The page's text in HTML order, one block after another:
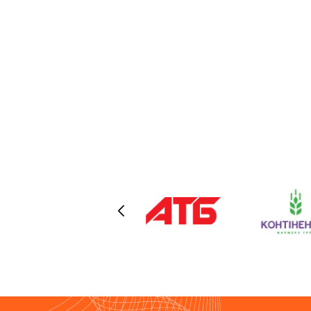
спеціалізованому дата-центрі,
відповідає всім найвищим
галузевим стандартам, наші
знов таки, Компанія HOSTPARK) і